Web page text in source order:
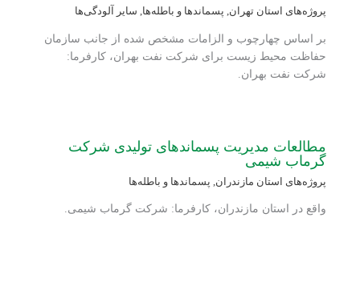
پروژه‌های استان تهران, پسماندها و باطله‌ها, سایر آلودگی‌ها
بر اساس چهارچوب و الزامات مشخص شده از جانب سازمان
حفاظت محیط زیست برای شرکت نفت بهران، کارفرما:
شرکت نفت بهران.
مطالعات مدیریت پسماندهای تولیدی شرکت
گرماب شیمی
پروژه‌های استان مازندران پسماندها و باطله‌ها
واقع در استان مازندران، کارفرما: شرکت گرماب شیمی.